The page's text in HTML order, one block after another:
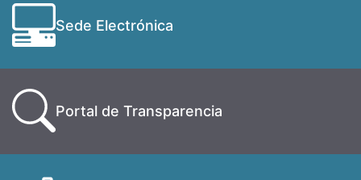
Sede Electrónica
Portal de Transparencia